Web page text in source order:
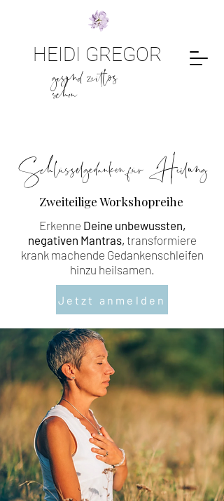
HEIDI GREGOR
gesund zeitlos
schön
Schlüsselgedanken für Heilung
Zweiteilige Workshopreihe
Erkenne Deine unbewussten,
negativen Mantras, transformiere
krank machende Gedankenschleifen
hinzu heilsamen.
Jetzt anmelden